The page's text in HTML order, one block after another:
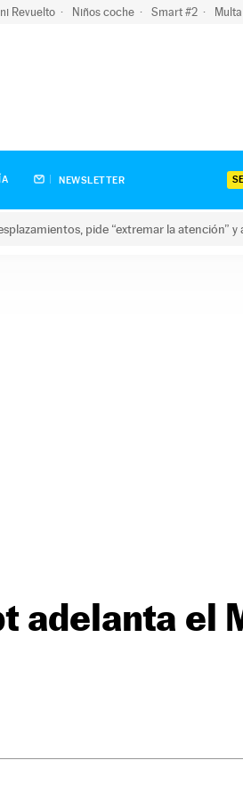
Revuelto Niños coche Smart #2
NEWSLETTER
pide “extremar la atención”
adelanta el